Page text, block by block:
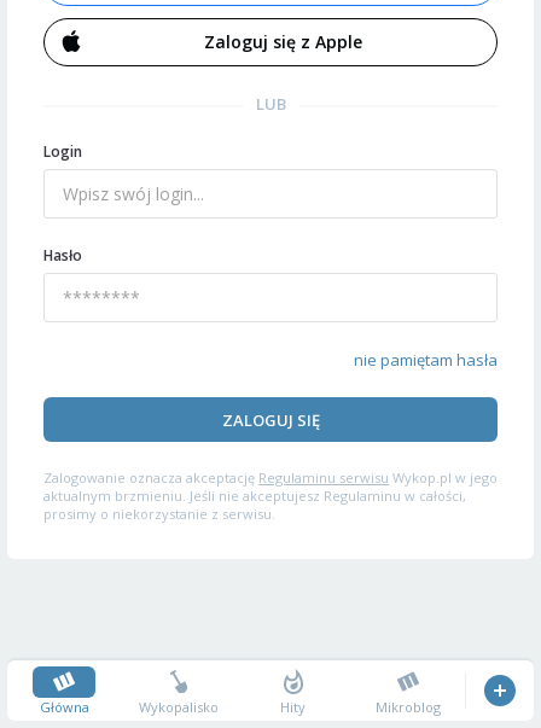
Zaloguj się z Apple
LUB
Login
Hasło
nie pamiętam hasła
ZALOGUJ SIĘ
Zalogowanie oznacza akceptację Regulaminu serwisu Wykop.pl w jego
aktualnym brzmieniu. Jeśli nie akceptujesz Regulaminu w całości,
prosimy o niekorzystanie z serwisu.
Główna Wykopalisko Hity Mikroblog